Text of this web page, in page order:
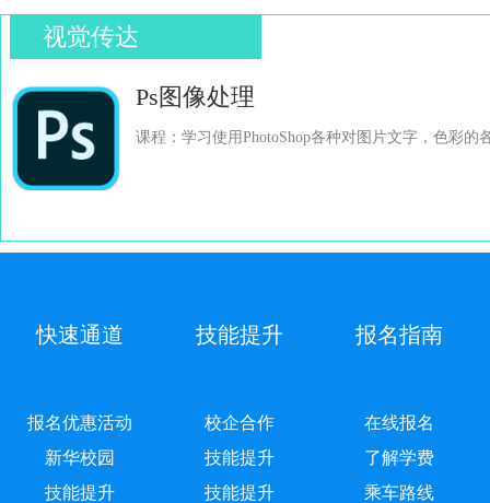
视觉传达
Ps图像处理
课程：学习使用PhotoShop各种对图片文字，色彩的
快速通道
报名优惠活动
新华校园
技能提升
技能提升
校企合作
技能提升
技能提升
报名指南
在线报名
了解学费
乘车路线